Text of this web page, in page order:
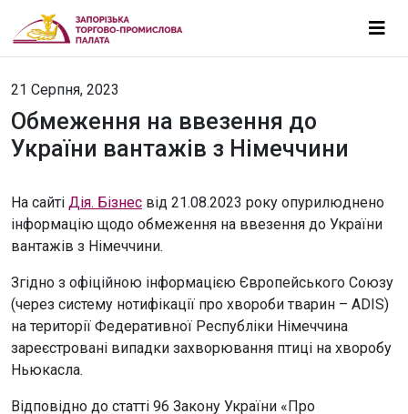
21 Серпня, 2023
Обмеження на ввезення до
України вантажів з Німеччини
На сайті Дія. Бізнес від 21.08.2023 року опурилюднено
інформацію щодо обмеження на ввезення до України
вантажів з Німеччини.
Згідно з офіційною інформацією Європейського Союзу
(через систему нотифікації про хвороби тварин – ADIS)
на території Федеративної Республіки Німеччина
зареєстровані випадки захворювання птиці на хворобу
Ньюкасла.
Відповідно до статті 96 Закону України «Про